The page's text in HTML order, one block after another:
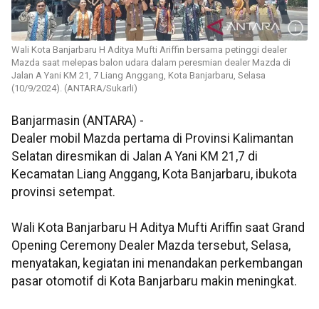
Wali Kota Banjarbaru H Aditya Mufti Ariffin bersama petinggi dealer
Mazda saat melepas balon udara dalam peresmian dealer Mazda di
Jalan A Yani KM 21, 7 Liang Anggang, Kota Banjarbaru, Selasa
(10/9/2024). (ANTARA/Sukarli)
Banjarmasin (ANTARA) -
Dealer mobil Mazda pertama di Provinsi Kalimantan
Selatan diresmikan di Jalan A Yani KM 21,7 di
Kecamatan Liang Anggang, Kota Banjarbaru, ibukota
provinsi setempat.
Wali Kota Banjarbaru H Aditya Mufti Ariffin saat Grand
Opening Ceremony Dealer Mazda tersebut, Selasa,
menyatakan, kegiatan ini menandakan perkembangan
pasar otomotif di Kota Banjarbaru makin meningkat.